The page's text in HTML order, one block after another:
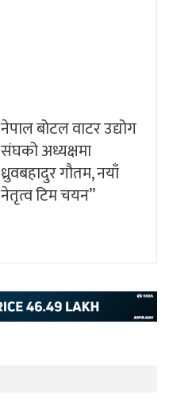
नेपाल बोटल वाटर उद्योग
संघको अध्यक्षमा
ध्रुवबहादुर गौतम, नयाँ
नेतृत्व टिम चयन”